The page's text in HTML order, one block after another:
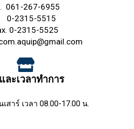
061-267-6955
0-2315-5515
0-2315-5525
ละเวลาทำการ
สาร์ เวลา 08.00-17.00 น.